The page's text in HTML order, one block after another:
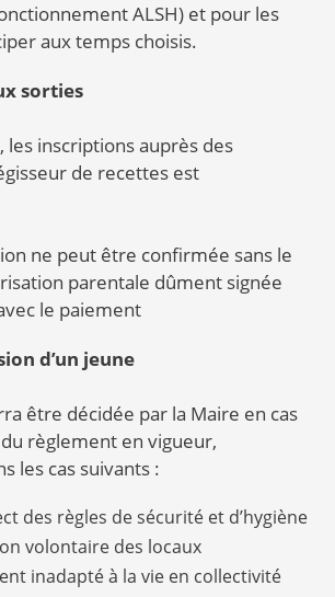
ALSH) et pour les
aux temps choisis.
sorties
les inscriptions auprès des
de recettes est
ne peut être confirmée sans le
parentale dûment signée
le paiement
d’un jeune
être décidée par la Maire en cas
règlement en vigueur,
les cas suivants :
des règles de sécurité et d’hygiène
volontaire des locaux
inadapté à la vie en collectivité